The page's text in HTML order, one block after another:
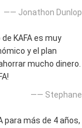
—— Jonathon Dunlop
KAFA es muy
y el plan
mucho dinero.
—— Stephane
para más de 4 años,